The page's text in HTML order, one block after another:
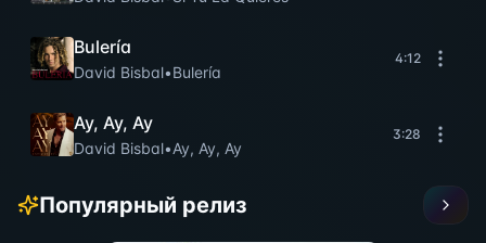
Bulería
David Bisbal•Bulería
4:12
Ay, Ay, Ay
David Bisbal•Ay, Ay, Ay
3:28
Популярный релиз